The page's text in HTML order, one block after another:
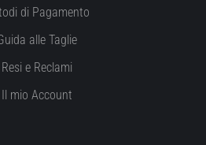
di Pagamento
alle Taglie
Resi e Reclami
Il mio Account